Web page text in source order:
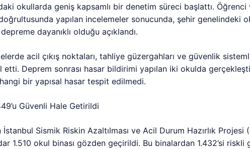
okullarda geniş kapsamlı bir denetim süreci başlattı. Öğrenci
yapılan incelemeler sonucunda, şehir genelindeki
dayanıklı olduğu açıklandı.
acil çıkış noktaları, tahliye güzergahları ve güvenlik
Deprem sonrası hasar bildirimi yapılan iki okulda
bir yapısal hasar tespit edilmedi.
Güvenli Hale Getirildi
Sismik Riskin Azaltılması ve Acil Durum Hazırlık Projesi
1.510 okul binası gözden geçirildi. Bu binalardan 1.432’si riskli